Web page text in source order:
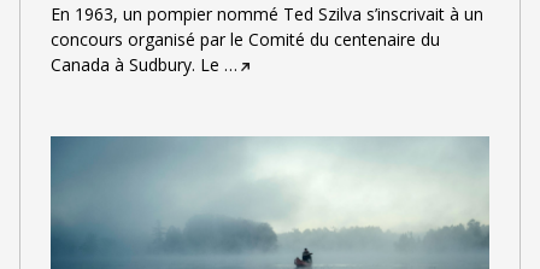
En 1963, un pompier nommé Ted Szilva s’inscrivait à un
concours organisé par le Comité du centenaire du
Canada à Sudbury. Le …